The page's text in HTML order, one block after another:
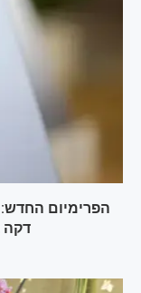
דקה